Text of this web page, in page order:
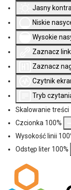
Jasny
Niskie
Wysokie
Zaznacz
Zaznacz
Czytnik
Tryb
Skalowanie treści
Czcionka 100%
Wysokość linii 100
Odstęp liter 100%